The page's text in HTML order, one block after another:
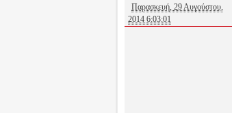
Παρασκευή, 29 Αυγούστου,
2014 6:03:01